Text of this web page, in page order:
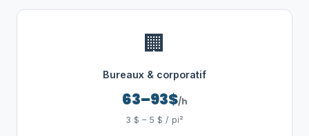
🏢
Bureaux & corporatif
63–93$/h
3 $ – 5 $ / pi²